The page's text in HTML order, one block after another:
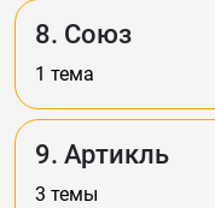
8. Союз
1 тема
9. Артикль
3 темы